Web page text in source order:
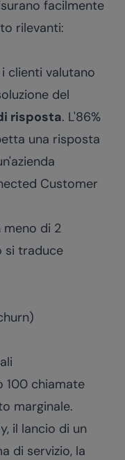
facilmente
rilevanti:
clienti valutano
del
risposta. L'86%
una risposta
Customer
meno di 2
si traduce
100 chiamate
marginale.
il lancio di un
di servizio, la